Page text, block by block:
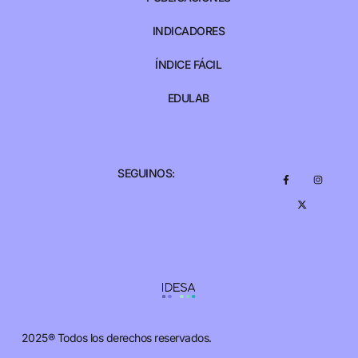
2025® Todos los derechos reservados.
INDICADORES
ÍNDICE FÁCIL
EDULAB
SEGUINOS: